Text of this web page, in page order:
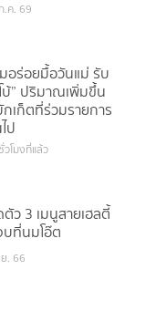
.ค. 69
มอร่อยมื้อวันแม่ รับ
” ปริมาณเพิ่มขึ้น
เก็ตที่ร่วมรายการ
ป
วโมงที่แล้ว
ว 3 เมนูสายเฮลตี้
บที่นมโอ๊ต
. 66